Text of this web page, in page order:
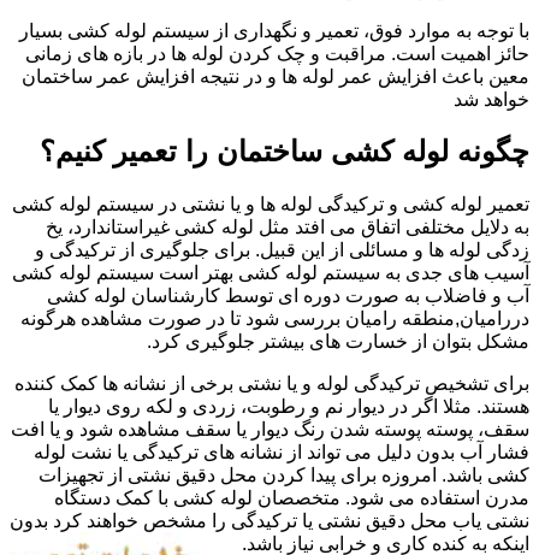
با توجه به موارد فوق، تعمیر و نگهداری از سیستم لوله کشی بسیار
حائز اهمیت است. مراقبت و چک کردن لوله ها در بازه های زمانی
معین باعث افزایش عمر لوله ها و در نتیجه افزایش عمر ساختمان
خواهد شد
چگونه لوله کشی ساختمان را تعمیر کنیم؟
تعمیر لوله کشی و ترکیدگی لوله ها و یا نشتی در سیستم لوله کشی
به دلایل مختلفی اتفاق می افتد مثل لوله کشی غیراستاندارد، یخ
زدگی لوله ها و مسائلی از این قبیل. برای جلوگیری از ترکیدگی و
آسیب های جدی به سیستم لوله کشی بهتر است سیستم لوله کشی
آب و فاضلاب به صورت دوره ای توسط کارشناسان لوله کشی
دررامیان,منطقه رامیان بررسی شود تا در صورت مشاهده هرگونه
مشکل بتوان از خسارت های بیشتر جلوگیری کرد.
برای تشخیص ترکیدگی لوله و یا نشتی برخی از نشانه ها کمک کننده
هستند. مثلا اگر در دیوار نم و رطوبت، زردی و لکه روی دیوار یا
سقف، پوسته پوسته شدن رنگ دیوار یا سقف مشاهده شود و یا افت
فشار آب بدون دلیل می تواند از نشانه های ترکیدگی یا نشت لوله
کشی باشد. امروزه برای پیدا کردن محل دقیق نشتی از تجهیزات
مدرن استفاده می شود. متخصصان لوله کشی با کمک دستگاه
نشتی یاب محل دقیق نشتی یا ترکیدگی را مشخص خواهند کرد بدون
اینکه به کنده کاری و خرابی نیاز باشد.